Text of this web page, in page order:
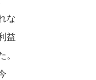
な
益
。